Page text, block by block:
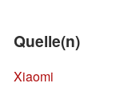
Quelle(n)
Xiaomi